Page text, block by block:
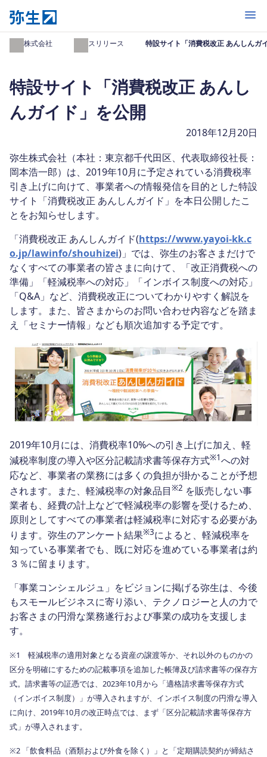
開く
弥生株式会社 プレスリリース 特設サイト「消費税改正 あんしんガ
特設サイト「消費税改正 あんし
んガイド」を公開
2018年12月20日
弥生株式会社（本社：東京都千代田区、代表取締役社長：
岡本浩一郎）は、2019年10月に予定されている消費税率
引き上げに向けて、事業者への情報発信を目的とした特設
サイト「消費税改正 あんしんガイド」を本日公開したこ
とをお知らせします。
「消費税改正 あんしんガイド(https://www.yayoi-kk.c
o.jp/lawinfo/shouhizei)」では、弥生のお客さまだけで
なくすべての事業者の皆さまに向けて、「改正消費税への
準備」「軽減税率への対応」「インボイス制度への対応」
「Q&A」など、消費税改正についてわかりやすく解説を
します。また、皆さまからのお問い合わせ内容などを踏ま
え「セミナー情報」なども順次追加する予定です。
2019年10月には、消費税率10%への引き上げに加え、軽
減税率制度の導入や区分記載請求書等保存方式※1への対
応など、事業者の業務には多くの負担が掛かることが予想
されます。また、軽減税率の対象品目※2 を販売しない事
業者も、経費の計上などで軽減税率の影響を受けるため、
原則としてすべての事業者は軽減税率に対応する必要があ
ります。弥生のアンケート結果※3によると、軽減税率を
知っている事業者でも、既に対応を進めている事業者は約
３％に留まります。
「事業コンシェルジュ」をビジョンに掲げる弥生は、今後
もスモールビジネスに寄り添い、テクノロジーと人の力で
お客さまの円滑な業務遂行および事業の成功を支援しま
す。
※1 軽減税率の適用対象となる資産の譲渡等か、それ以外のものかの
区分を明確にするための記載事項を追加した帳簿及び請求書等の保存方
式。 請求書等の証憑では、2023年10月から「適格請求書等保存方式
（インボイス制度）」が導入されますが、インボイス制度の円滑な導入
に向け、2019年10月の改正時点では、まず「区分記載請求書等保存方
式」が導入されます。
※2 「飲食料品（酒類および外食を除く）」と「定期購読契約が締結さ